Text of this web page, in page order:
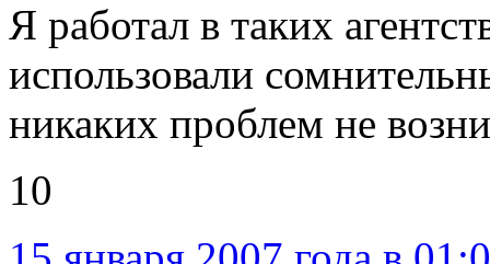
Я работал в таких
использовали
никаких проблем не
10